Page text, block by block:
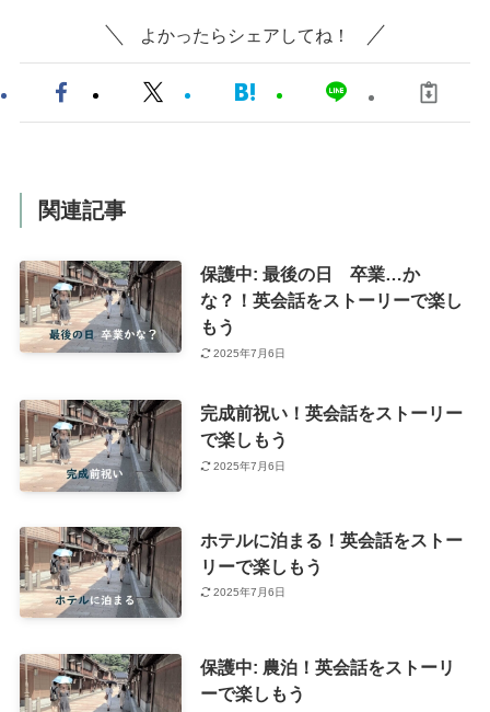
よかったらシェアしてね！
関連記事
保護中: 最後の日 卒業…か
な？！英会話をストーリーで楽し
もう
2025年7月6日
完成前祝い！英会話をストーリー
で楽しもう
2025年7月6日
ホテルに泊まる！英会話をストー
リーで楽しもう
2025年7月6日
保護中: 農泊！英会話をストーリ
ーで楽しもう